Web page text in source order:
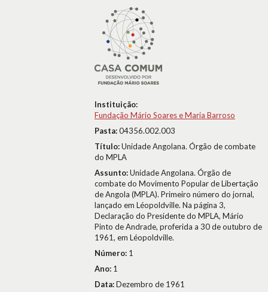
Instituição:
Fundação Mário Soares e Maria Barroso
Pasta:04356.002.003
Título:Unidade Angolana. Órgão de combate
do MPLA
Assunto:Unidade Angolana. Órgão de
combate do Movimento Popular de Libertação
de Angola (MPLA). Primeiro número do jornal,
lançado em Léopoldville. Na página 3,
Declaração do Presidente do MPLA, Mário
Pinto de Andrade, proferida a 30 de outubro de
1961, em Léopoldville.
Número: 1
Ano: 1
Data:Dezembro de 1961